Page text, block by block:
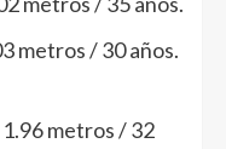
metros / 30 años.
metros / 32